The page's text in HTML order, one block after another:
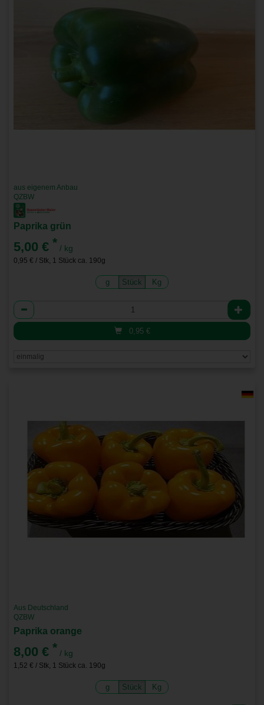
aus eigenem Anbau
QZBW
Paprika grün
5,00 € * / kg
0,95 € / Stk, 1 Stück ca. 190g
g Stück Kg
Anzahl
0,95 €
Aus Deutschland
QZBW
Paprika orange
8,00 € * / kg
1,52 € / Stk, 1 Stück ca. 190g
g Stück Kg